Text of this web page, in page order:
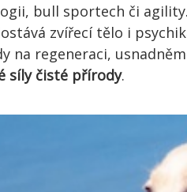
bull sportech či
zvířecí tělo i
na regeneraci,
síly čisté přírody.